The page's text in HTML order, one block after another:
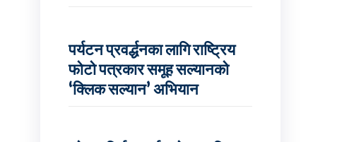
पर्यटन प्रवर्द्धनका लागि राष्ट्रिय
फोटो पत्रकार समूह सल्यानको
‘क्लिक सल्यान’ अभियान